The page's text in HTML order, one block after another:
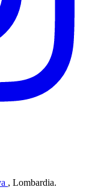
, Lombardia.